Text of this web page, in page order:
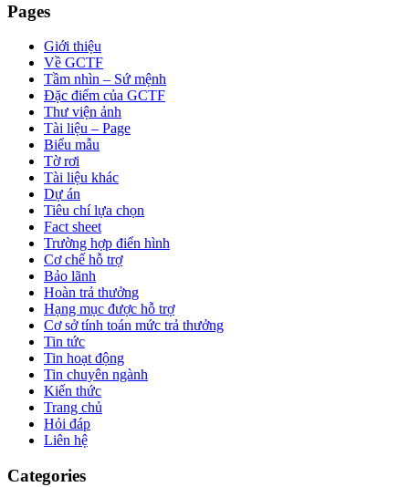
Pages
Giới thiệu
Về GCTF
Tầm nhìn – Sứ mệnh
Đặc điểm của GCTF
Thư viện ảnh
Tài liệu – Page
Biểu mẫu
Tờ rơi
Tài liệu khác
Dự án
Tiêu chí lựa chọn
Fact sheet
Trường hợp điển hình
Cơ chế hỗ trợ
Bảo lãnh
Hoàn trả thưởng
Hạng mục được hỗ trợ
Cơ sở tính toán mức trả thưởng
Tin tức
Tin hoạt động
Tin chuyên ngành
Kiến thức
Trang chủ
Hỏi đáp
Liên hệ
Categories